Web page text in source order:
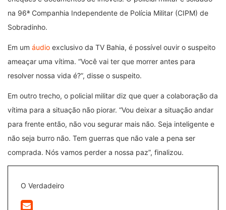
na 96ª Companhia Independente de Polícia Militar (CIPM) de
Sobradinho.
Em um áudio exclusivo da TV Bahia, é possível ouvir o suspeito
ameaçar uma vítima. “Você vai ter que morrer antes para
resolver nossa vida é?”, disse o suspeito.
Em outro trecho, o policial militar diz que quer a colaboração da
vítima para a situação não piorar. “Vou deixar a situação andar
para frente então, não vou segurar mais não. Seja inteligente e
não seja burro não. Tem guerras que não vale a pena ser
comprada. Nós vamos perder a nossa paz”, finalizou.
O Verdadeiro